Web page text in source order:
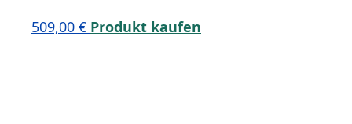
509,00 € Produkt kaufen